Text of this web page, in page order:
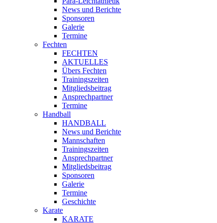
News und Berichte
Sponsoren
Galerie
Termine
Fechten
FECHTEN
AKTUELLES
Übers Fechten
Trainingszeiten
Mitgliedsbeitrag
Ansprechpartner
Termine
Handball
HANDBALL
News und Berichte
Mannschaften
Trainingszeiten
Ansprechpartner
Mitgliedsbeitrag
Sponsoren
Galerie
Termine
Geschichte
Karate
KARATE